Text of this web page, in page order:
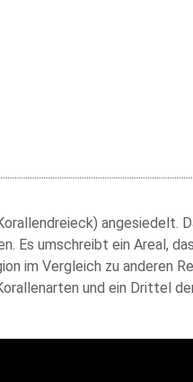
Es umschreibt ein Areal,
im Vergleich zu anderen
und ein Drittel